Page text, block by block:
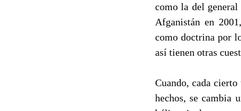
como la del general
Afganistán en
como doctrina por
así tienen otras
Cuando, cada
hechos, se cambia